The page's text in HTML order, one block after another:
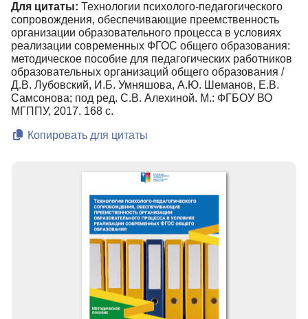
Для цитаты: Технологии психолого-педагогического
сопровождения, обеспечивающие преемственность
организации образовательного процесса в условиях
реализации современных ФГОС общего образования:
методическое пособие для педагогических работников
образовательных организаций общего образования /
Д.В. Лубовский, И.Б. Умняшова, А.Ю. Шеманов, Е.В.
Самсонова; под ред. С.В. Алехиной. М.: ФГБОУ ВО
МГППУ, 2017. 168 с.
Копировать для цитаты